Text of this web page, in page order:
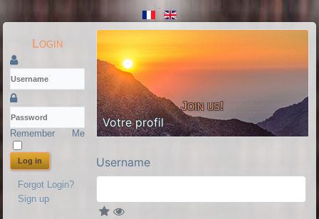
.
Login
Remember Me
Log in
Forgot Login?
Sign up
Join us!
Votre profil
Username